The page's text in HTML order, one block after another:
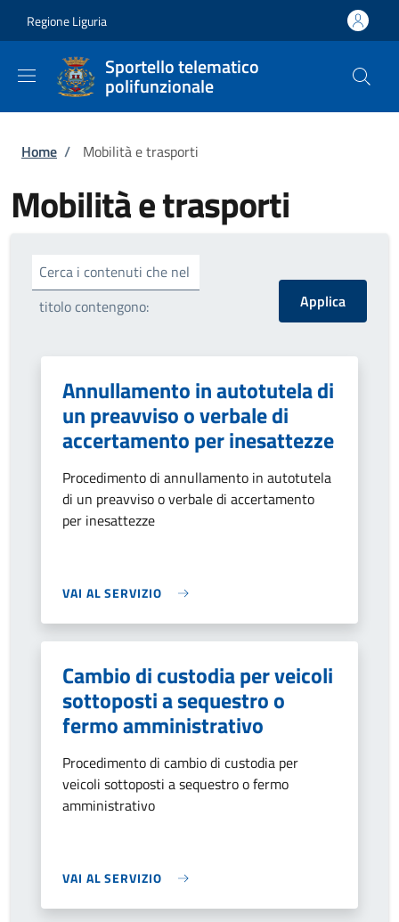
Regione Liguria
Sportello telematico
polifunzionale
Briciole di pane
Home / Mobilità e trasporti
Mobilità e trasporti
Cerca i contenuti che nel
titolo contengono:
Annullamento in autotutela di
un preavviso o verbale di
accertamento per inesattezze
Procedimento di annullamento in autotutela
di un preavviso o verbale di accertamento
per inesattezze
VAI AL SERVIZIO
Cambio di custodia per veicoli
sottoposti a sequestro o
fermo amministrativo
Procedimento di cambio di custodia per
veicoli sottoposti a sequestro o fermo
amministrativo
VAI AL SERVIZIO